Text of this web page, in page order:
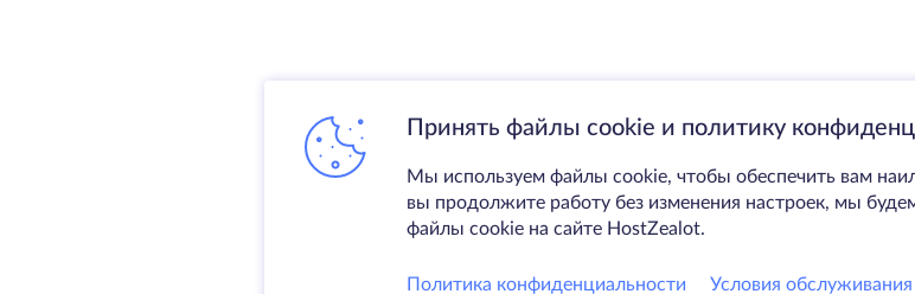
Принять файлы cookie и политику
Мы используем файлы cookie, чтобы обеспечить вам
вы продолжите работу без изменения настроек, мы
файлы cookie на сайте HostZealot.
Политика конфиденциальности Условия обслуживания